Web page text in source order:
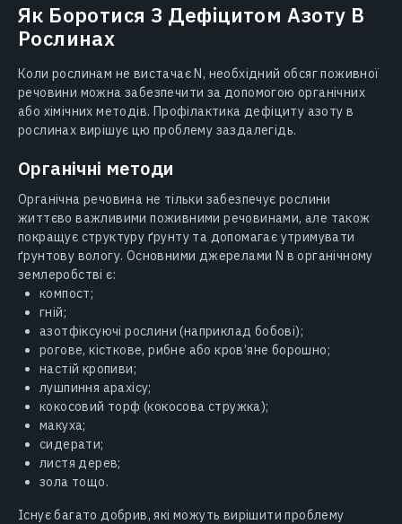
Як Боротися З Дефіцитом Азоту В
Рослинах
Коли рослинам не вистачає N, необхідний обсяг поживної
речовини можна забезпечити за допомогою органічних
або хімічних методів. Профілактика дефіциту азоту в
рослинах вирішує цю проблему заздалегідь.
Органічні методи
Органічна речовина не тільки забезпечує рослини
життєво важливими поживними речовинами, але також
покращує структуру ґрунту та допомагає утримувати
ґрунтову вологу. Основними джерелами N в органічному
землеробстві є:
компост;
гній;
азотфіксуючі рослини (наприклад бобові);
рогове, кісткове, рибне або кров’яне борошно;
настій кропиви;
лушпиння арахісу;
кокосовий торф (кокосова стружка);
макуха;
сидерати;
листя дерев;
зола тощо.
Існує багато добрив, які можуть вирішити проблему